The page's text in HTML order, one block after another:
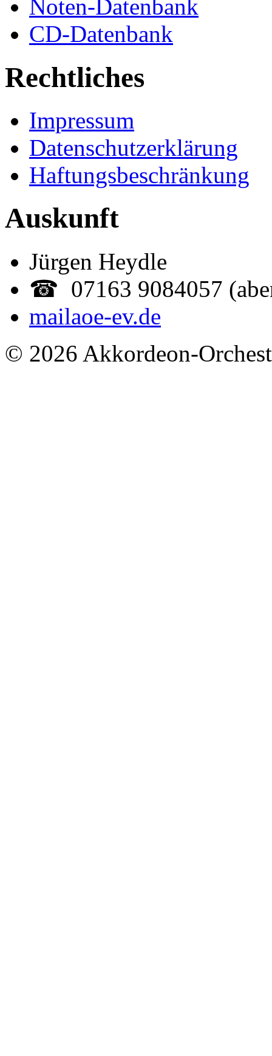
Noten-Datenbank
CD-Datenbank
Rechtliches
Impressum
Datenschutzerklärung
Haftungsbeschränkung
Auskunft
Jürgen Heydle
☎ 07163 9084057
mailaoe-ev.de
© 2026 Akkordeon-